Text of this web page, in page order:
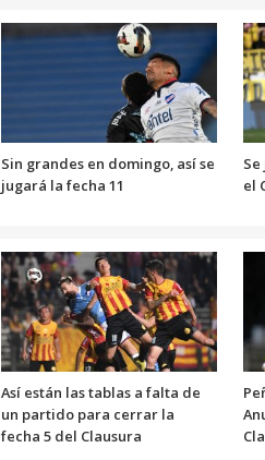
Sin grandes en domingo, así se
jugará la fecha 11
el
Así están las tablas a falta de
un partido para cerrar la
fecha 5 del Clausura